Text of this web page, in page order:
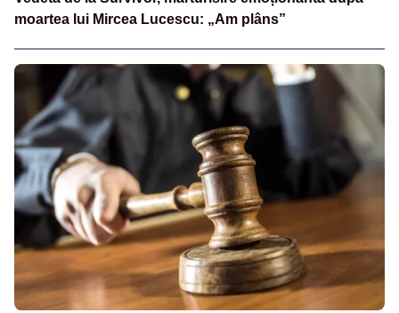
moartea lui Mircea Lucescu: „Am plâns”